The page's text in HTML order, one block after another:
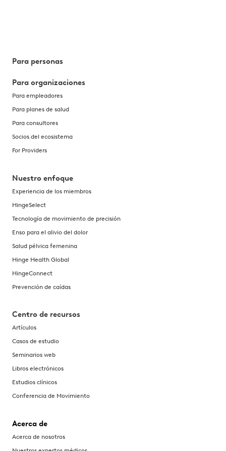
Para personas
Para organizaciones
Para empleadores
Para planes de salud
Para consultores
Socios del ecosistema
For Providers
Nuestro enfoque
Experiencia de los miembros
HingeSelect
Tecnología de movimiento de precisión
Enso para el alivio del dolor
Salud pélvica femenina
Hinge Health Global
HingeConnect
Prevención de caídas
Centro de recursos
Artículos
Casos de estudio
Seminarios web
Libros electrónicos
Estudios clínicos
Conferencia de Movimiento
Acerca de
Acerca de nosotros